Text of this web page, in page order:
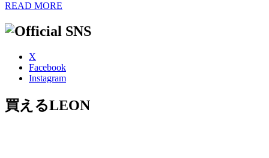
READ MORE
X
Facebook
Instagram
買えるLEON